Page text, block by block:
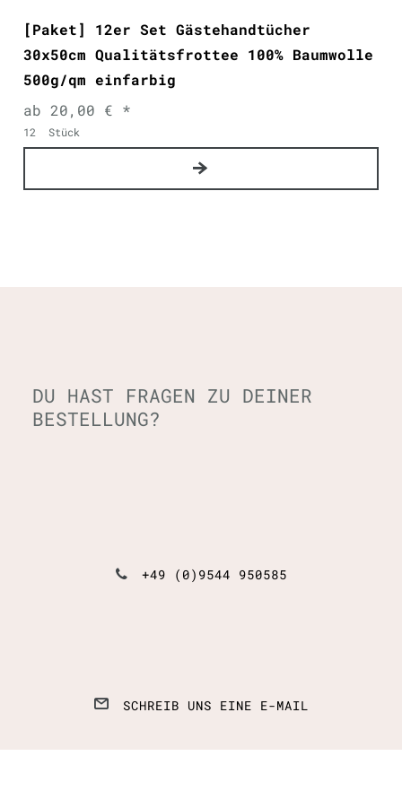
[Paket] 12er Set Gästehandtücher
30x50cm Qualitätsfrottee 100% Baumwolle
500g/qm einfarbig
ab 20,00 € *
12 Stück
DU HAST FRAGEN ZU DEINER
BESTELLUNG?
+49 (0)9544 950585
SCHREIB UNS EINE E-MAIL